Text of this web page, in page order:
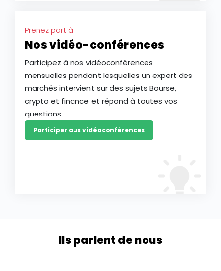
Prenez part à
Nos vidéo-conférences
Participez à nos vidéoconférences
mensuelles pendant lesquelles un expert des
marchés intervient sur des sujets Bourse,
crypto et finance et répond à toutes vos
questions.
Participer aux vidéoconférences
Ils parlent de nous